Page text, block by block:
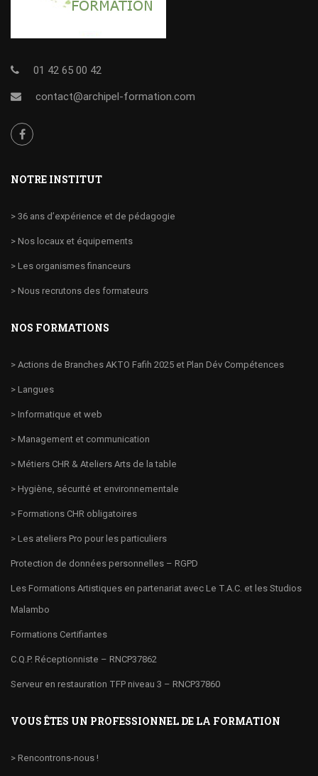
01 42 65 00 42
contact@archipel-formation.com
NOTRE INSTITUT
> 36 ans d’expérience et de pédagogie
> Nos locaux et équipements
> Les organismes financeurs
> Nous recrutons des formateurs
NOS FORMATIONS
> Actions de Branches AKTO Fafih 2025 et Plan Dév Compétences
> Langues
> Informatique et web
> Management et communication
> Métiers CHR & Ateliers Arts de la table
> Hygiène, sécurité et environnementale
> Formations CHR obligatoires
> Les ateliers Pro pour les particuliers
Protection de données personnelles – RGPD
Les Formations Artistiques en partenariat avec Le T.A.C. et les Studios
Malambo
Formations Certifiantes
C.Q.P. Réceptionniste – RNCP37862
Serveur en restauration TFP niveau 3 – RNCP37860
VOUS ÊTES UN PROFESSIONNEL DE LA FORMATION
> Rencontrons-nous !